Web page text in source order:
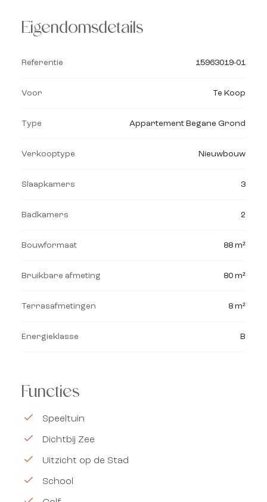
Eigendomsdetails
Referentie 15963019-01
Voor Te Koop
Type Appartement Begane Grond
Verkooptype Nieuwbouw
Slaapkamers 3
Badkamers 2
Bouwformaat 88 m²
Bruikbare afmeting 80 m²
Terrasafmetingen 8 m²
Energieklasse B
Functies
Speeltuin
Dichtbij Zee
Uitzicht op de Stad
School